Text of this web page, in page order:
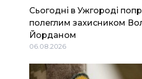
Сьогодні в Ужгороді
полеглим захисником
Йорданом
06.08.2026